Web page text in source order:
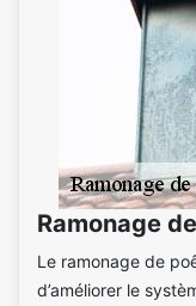
Ramonage
Le ramonage de
d’améliorer le